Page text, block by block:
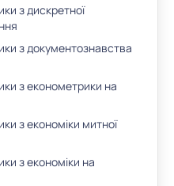
з дискретної
з документознавства
з економетрики на
з економіки митної
з економіки на